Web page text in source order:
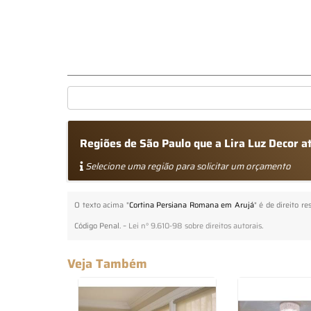
Regiões de São Paulo que a Lira Luz Decor
Selecione uma região para solicitar um orçamento
O texto acima "Cortina Persiana Romana em Arujá" é de direito
Código Penal. – Lei n° 9.610-98 sobre direitos autorais.
Veja Também